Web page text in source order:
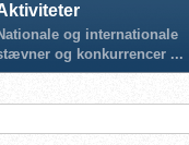
og internationale
og konkurrencer ...